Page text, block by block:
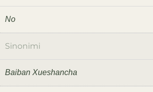
No
Sinonimi
Baiban Xueshancha